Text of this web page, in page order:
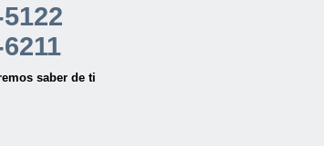
saber de ti